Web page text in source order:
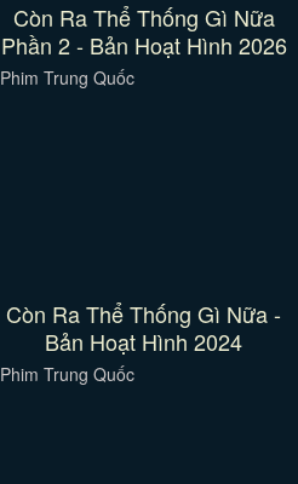
Còn Ra Thể Thống Gì Nữa
Phần 2 - Bản Hoạt Hình 2026
Phim Trung Quốc
Còn Ra Thể Thống Gì Nữa -
Bản Hoạt Hình 2024
Phim Trung Quốc